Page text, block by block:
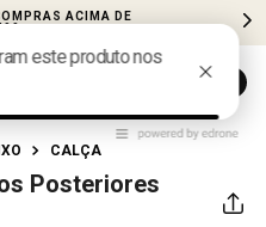
ACIMA DE
CALÇA
Posteriores